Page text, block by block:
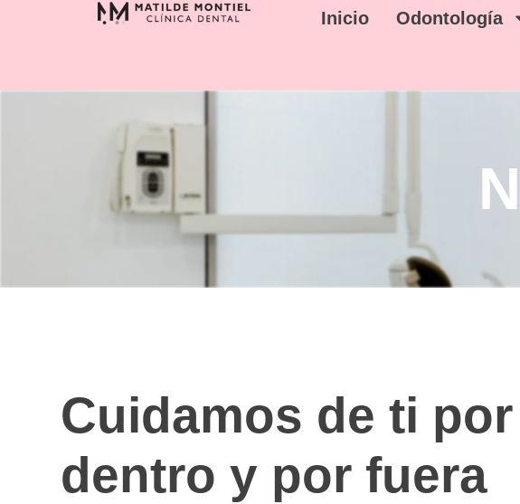
Inicio Odontología
Cuidamos de ti por
dentro y por fuera